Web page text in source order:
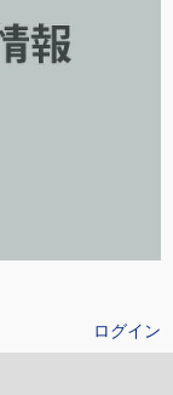
ログイン